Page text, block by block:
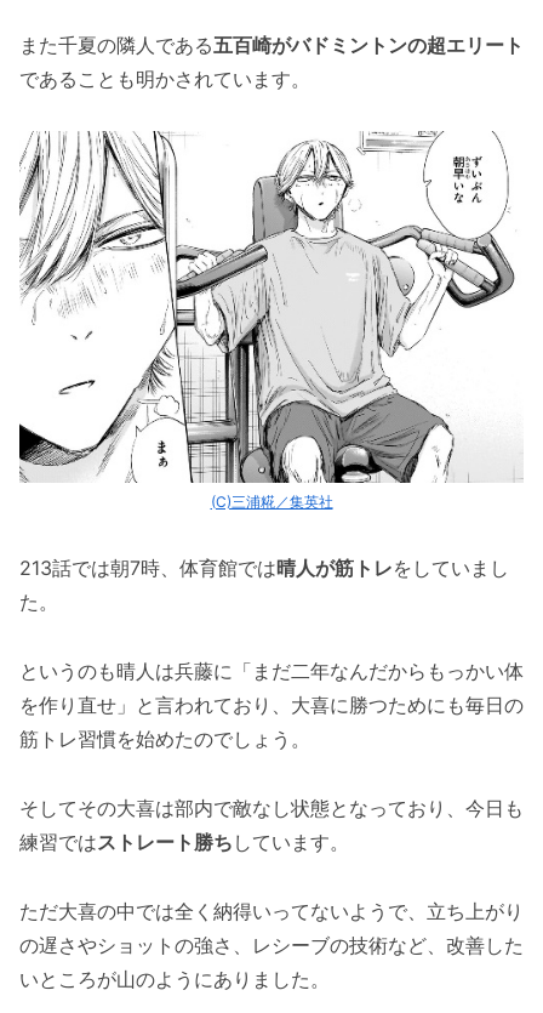
が晴人に負ける！？」まとめ
また千夏の隣人である五百崎がバドミントンの超エリート
であることも明かされています。
(C)三浦糀／集英社
213話では朝7時、体育館では晴人が筋トレをしていまし
た。
というのも晴人は兵藤に「まだ二年なんだからもっかい体
を作り直せ」と言われており、大喜に勝つためにも毎日の
筋トレ習慣を始めたのでしょう。
そしてその大喜は部内で敵なし状態となっており、今日も
練習ではストレート勝ち しています。
ただ大喜の中では全く納得いってないようで、立ち上がり
の遅さやショットの強さ、レシーブの技術など、改善した
いところが山のようにありました。